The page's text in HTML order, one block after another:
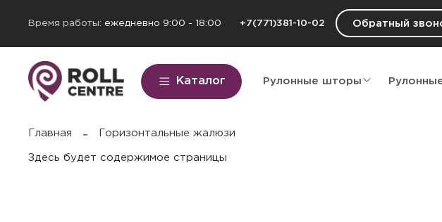
Время работы: ежедневно 9:00 - 18:00 +7(771)381-10-02 Обратный
Каталог Рулонные шторы
Главная Горизонтальные жалюзи
Здесь будет содержимое страницы